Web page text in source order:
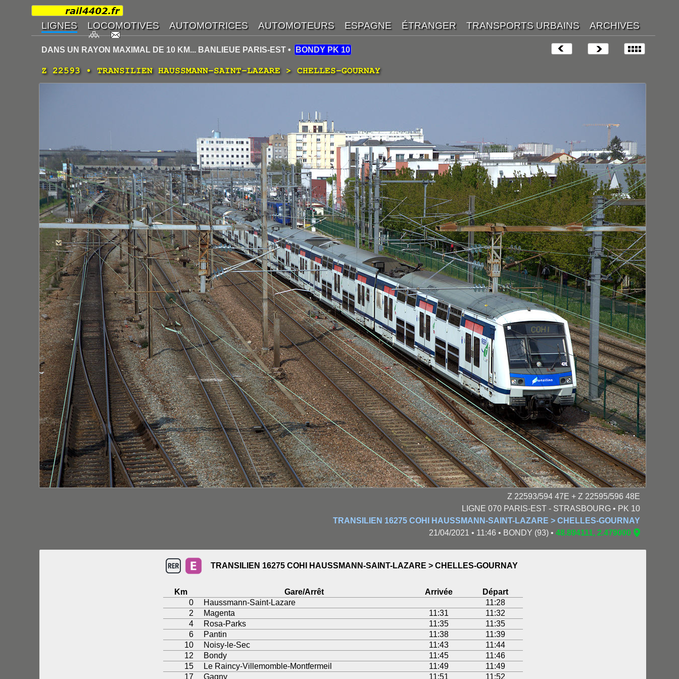
DANS UN RAYON MAXIMAL DE 10 KM... BANLIEUE PARIS-EST • BONDY PK 10
Z 22593 • TRANSILIEN HAUSSMANN-SAINT-LAZARE > CHELLES-GOURNAY
Z 22593/594 47E + Z 22595/596 48E
LIGNE 070 PARIS-EST - STRASBOURG • PK 10
TRANSILIEN 16275 COHI HAUSSMANN-SAINT-LAZARE > CHELLES-GOURNAY
21/04/2021 • 11:46 • BONDY (93) • 48.894111, 2.479000
TRANSILIEN 16275 COHI HAUSSMANN-SAINT-LAZARE > CHELLES-GOURNAY
Km Gare/Arrêt Arrivée
Départ
0
Haussmann-Saint-Lazare
11:28
2
Magenta 11:31
11:32
4
Rosa-Parks 11:35
11:35
6
Pantin 11:38
11:39
10
Noisy-le-Sec 11:43
11:44
12
Bondy 11:45
11:46
15
Le Raincy-Villemomble-Montfermeil 11:49
11:49
17
Gagny 11:51 11:52